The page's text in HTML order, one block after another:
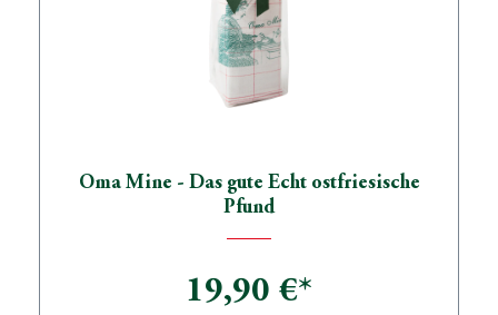
Oma Mine - Das gute Echt ostfriesische
Pfund
19,90 €*